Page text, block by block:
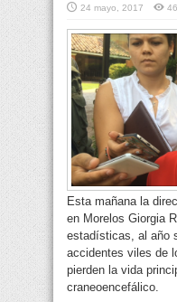
24 mayo, 2017
Esta mañana la
en Morelos Giorgia
estadísticas, al año
accidentes viles de
pierden la vida
craneoencefálico.